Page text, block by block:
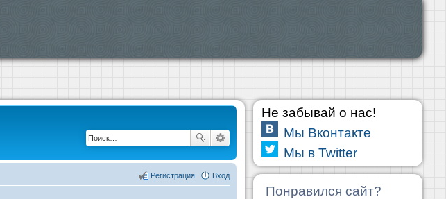
Вход
Регистрация
Не забывай о нас!
Мы Вконтакте
Мы в Twitter
Понравился сайт?